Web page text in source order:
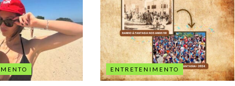
ENTRETENIMENTO